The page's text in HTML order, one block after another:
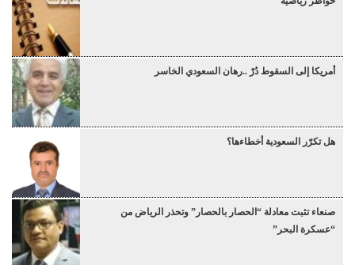
أمريكا إلى السقوط دُرْ ..رهان السعودي الخاسر
هل تكرّر السعودية أخطاءها؟
صنعاء تثبت معادلة “الحصار بالحصار” وتحذر الرياض من
“عسكرة البحر”